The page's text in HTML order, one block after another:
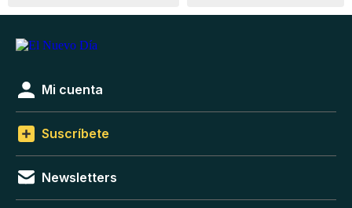
Mi cuenta
Suscríbete
Newsletters